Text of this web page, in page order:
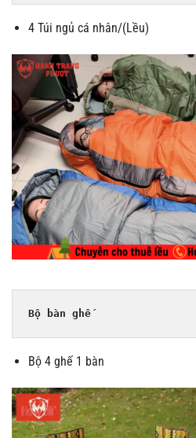
4 Túi ngủ cá nhân/(Lều)
Bộ bàn ghế
Bộ 4 ghế 1 bàn